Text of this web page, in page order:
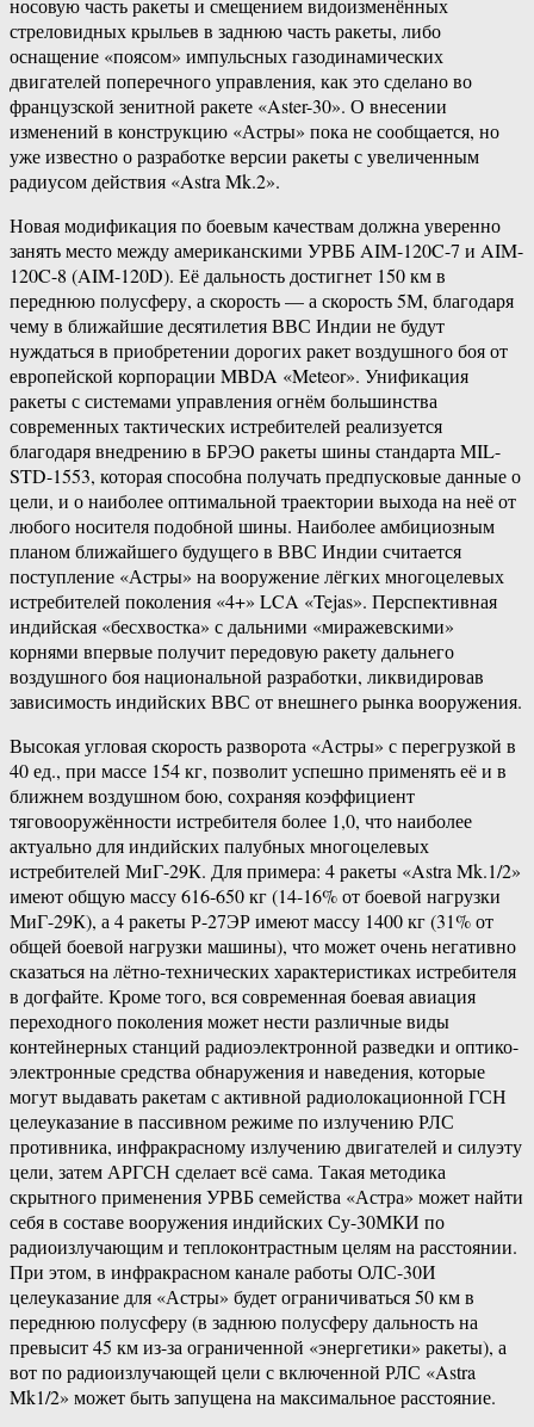
носовую часть ракеты и смещением видоизменённых
стреловидных крыльев в заднюю часть ракеты, либо
оснащение «поясом» импульсных газодинамических
двигателей поперечного управления, как это сделано во
французской зенитной ракете «Aster-30». О внесении
изменений в конструкцию «Астры» пока не сообщается, но
уже известно о разработке версии ракеты с увеличенным
радиусом действия «Astra Mk.2».
Новая модификация по боевым качествам должна уверенно
занять место между американскими УРВБ AIM-120C-7 и AIM-
120C-8 (AIM-120D). Её дальность достигнет 150 км в
переднюю полусферу, а скорость — а скорость 5М, благодаря
чему в ближайшие десятилетия ВВС Индии не будут
нуждаться в приобретении дорогих ракет воздушного боя от
европейской корпорации MBDA «Meteor». Унификация
ракеты с системами управления огнём большинства
современных тактических истребителей реализуется
благодаря внедрению в БРЭО ракеты шины стандарта MIL-
STD-1553, которая способна получать предпусковые данные о
цели, и о наиболее оптимальной траектории выхода на неё от
любого носителя подобной шины. Наиболее амбициозным
планом ближайшего будущего в ВВС Индии считается
поступление «Астры» на вооружение лёгких многоцелевых
истребителей поколения «4+» LCA «Tejas». Перспективная
индийская «бесхвостка» с дальними «миражевскими»
корнями впервые получит передовую ракету дальнего
воздушного боя национальной разработки, ликвидировав
зависимость индийских ВВС от внешнего рынка вооружения.
Высокая угловая скорость разворота «Астры» с перегрузкой в
40 ед., при массе 154 кг, позволит успешно применять её и в
ближнем воздушном бою, сохраняя коэффициент
тяговооружённости истребителя более 1,0, что наиболее
актуально для индийских палубных многоцелевых
истребителей МиГ-29К. Для примера: 4 ракеты «Astra Mk.1/2»
имеют общую массу 616-650 кг (14-16% от боевой нагрузки
МиГ-29К), а 4 ракеты Р-27ЭР имеют массу 1400 кг (31% от
общей боевой нагрузки машины), что может очень негативно
сказаться на лётно-технических характеристиках истребителя
в догфайте. Кроме того, вся современная боевая авиация
переходного поколения может нести различные виды
контейнерных станций радиоэлектронной разведки и оптико-
электронные средства обнаружения и наведения, которые
могут выдавать ракетам с активной радиолокационной ГСН
целеуказание в пассивном режиме по излучению РЛС
противника, инфракрасному излучению двигателей и силуэту
цели, затем АРГСН сделает всё сама. Такая методика
скрытного применения УРВБ семейства «Астра» может найти
себя в составе вооружения индийских Су-30МКИ по
радиоизлучающим и теплоконтрастным целям на расстоянии.
При этом, в инфракрасном канале работы ОЛС-30И
целеуказание для «Астры» будет ограничиваться 50 км в
переднюю полусферу (в заднюю полусферу дальность на
превысит 45 км из-за ограниченной «энергетики» ракеты), а
вот по радиоизлучающей цели с включенной РЛС «Astra
Mk1/2» может быть запущена на максимальное расстояние.